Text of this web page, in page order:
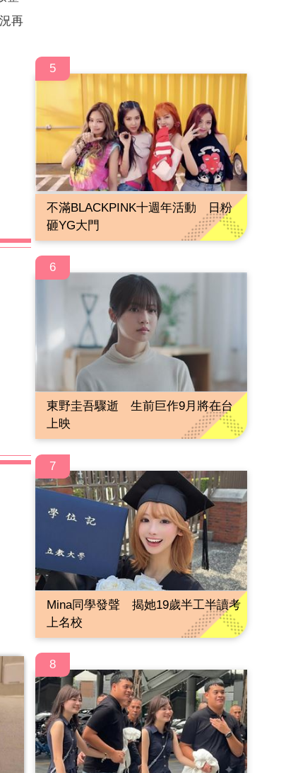
再
5
不滿BLACKPINK十週年活動 日粉
砸YG大門
6
東野圭吾驟逝 生前巨作9月將在台
上映
7
Mina同學發聲 揭她19歲半工半讀考
上名校
8